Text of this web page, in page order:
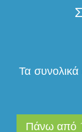
Τα συνολικά
Πάνω από